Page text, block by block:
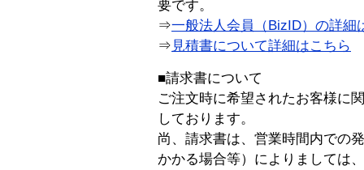
要です。
⇒一般法人会員（BizID）の詳細
⇒ 見積書について詳細はこちら
■請求書について
ご注文時に希望されたお客様に
しております。
尚、請求書は、営業時間内での
かかる場合等）によりましては